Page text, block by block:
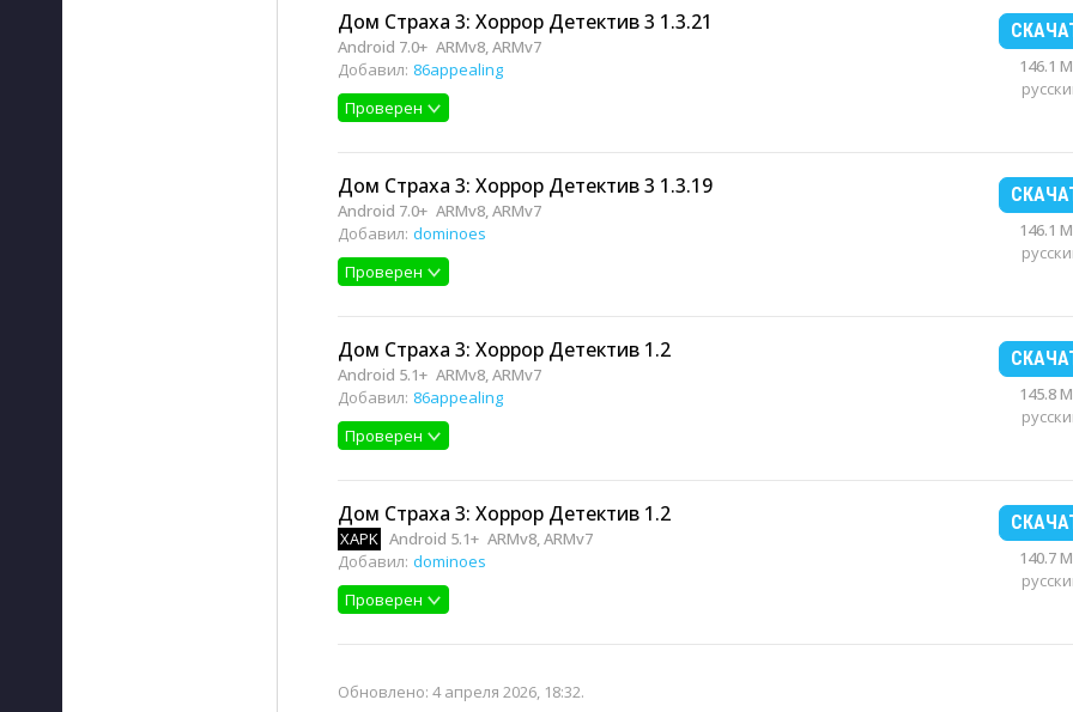
Дом Страха 3: Хоррор Детектив 3 1.3.21
Android 7.0+ ARMv8, ARMv7
Добавил: 86appealing
Проверен
146.1
Дом Страха 3: Хоррор Детектив 3 1.3.19
Android 7.0+ ARMv8, ARMv7
Добавил: dominoes
Проверен
146.1
Дом Страха 3: Хоррор Детектив 1.2
Android 5.1+ ARMv8, ARMv7
Добавил: 86appealing
Проверен
145.8
Дом Страха 3: Хоррор Детектив 1.2
XAPK Android 5.1+ ARMv8, ARMv7
Добавил: dominoes
Проверен
140.7
Обновлено: 4 апреля 2026, 18:32.